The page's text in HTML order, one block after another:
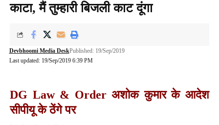
काटा, मैं तुम्हारी बिजली काट दूंगा
Last updated: 19/Sep/2019 6:39 PM
Devbhoomi Media DeskPublished: 19/Sep/2019
DG Law & Order अशोक कुमार के आदेश
सीपीयू के ठेंगे पर